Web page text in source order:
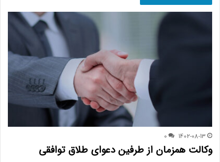
1402-08-13
0
وکالت همزمان از طرفین دعوای طلاق توافقی